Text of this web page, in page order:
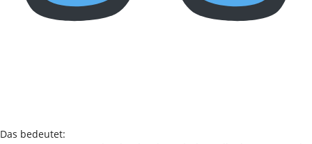
Das bedeutet: